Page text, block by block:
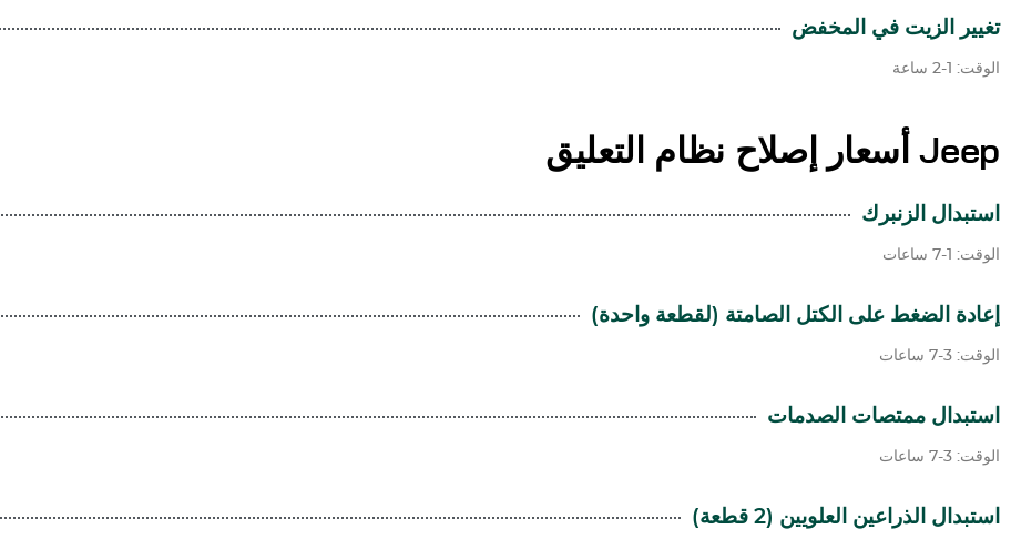
تغيير الزيت في المخفض
الوقت: 1-2 ساعة
Jeepأسعار إصلاح نظام التعليق
استبدال الزنبرك
الوقت: 1-7 ساعات
إعادة الضغط على الكتل الصامتة (لقطعة واحدة)
الوقت: 3-7 ساعات
استبدال ممتصات الصدمات
الوقت: 3-7 ساعات
استبدال الذراعين العلويين (2 قطعة)